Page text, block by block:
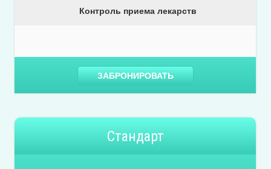
Контроль приема лекарств
ЗАБРОНИРОВАТЬ
Стандарт